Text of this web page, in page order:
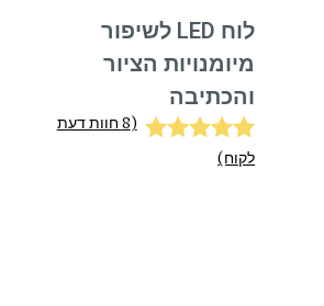
לוח LED לשיפור
מיומנויות הציור
והכתיבה
מדורגים
8
(
8חוות דעת
לקוח)